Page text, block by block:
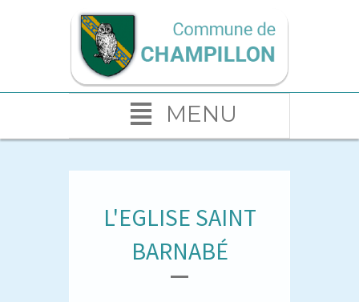
MENU
L'EGLISE SAINT
BARNABÉ